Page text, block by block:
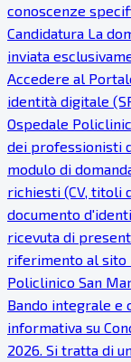
conoscenze
Candidatura La
inviata
Accedere al
identità digitale
Ospedale
dei professionisti
modulo di
richiesti (CV, titoli
documento
ricevuta di
riferimento al sito
Policlinico San
Bando integrale e
informativa su
2026. Si tratta di